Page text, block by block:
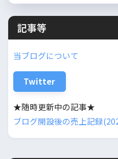
記事等
当ブログについて
Twitter
★随時更新中の記事★
ブログ開設後の売上記録